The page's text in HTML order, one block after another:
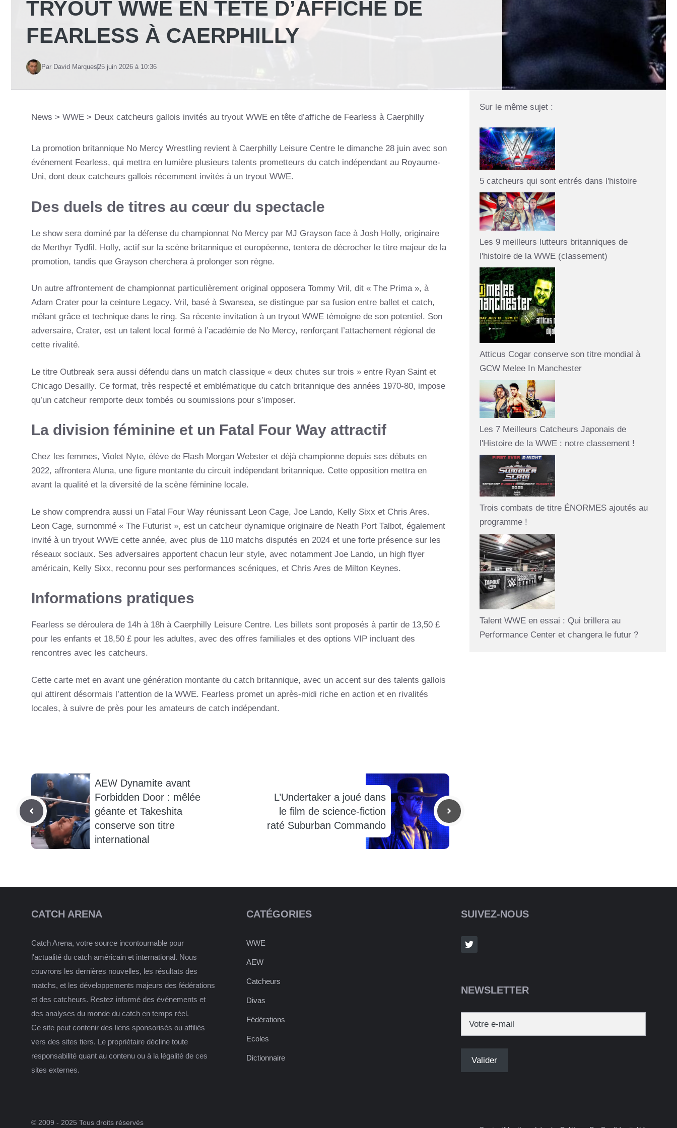
TRYOUT WWE EN TÊTE D’AFFICHE DE
FEARLESS À CAERPHILLY
Par David Marques25 juin 2026 à 10:36
News > WWE > Deux catcheurs gallois invités au tryout WWE en tête d’affiche de Fearless à Caerphilly
La promotion britannique No Mercy Wrestling revient à Caerphilly Leisure Centre le dimanche 28 juin avec son
événement Fearless, qui mettra en lumière plusieurs talents prometteurs du catch indépendant au Royaume-
Uni, dont deux catcheurs gallois récemment invités à un tryout WWE.
Des duels de titres au cœur du spectacle
Le show sera dominé par la défense du championnat No Mercy par MJ Grayson face à Josh Holly, originaire
de Merthyr Tydfil. Holly, actif sur la scène britannique et européenne, tentera de décrocher le titre majeur de la
promotion, tandis que Grayson cherchera à prolonger son règne.
Un autre affrontement de championnat particulièrement original opposera Tommy Vril, dit « The Prima », à
Adam Crater pour la ceinture Legacy. Vril, basé à Swansea, se distingue par sa fusion entre ballet et catch,
mêlant grâce et technique dans le ring. Sa récente invitation à un tryout WWE témoigne de son potentiel. Son
adversaire, Crater, est un talent local formé à l’académie de No Mercy, renforçant l’attachement régional de
cette rivalité.
Le titre Outbreak sera aussi défendu dans un match classique « deux chutes sur trois » entre Ryan Saint et
Chicago Desailly. Ce format, très respecté et emblématique du catch britannique des années 1970-80, impose
qu’un catcheur remporte deux tombés ou soumissions pour s’imposer.
La division féminine et un Fatal Four Way attractif
Chez les femmes, Violet Nyte, élève de Flash Morgan Webster et déjà championne depuis ses débuts en
2022, affrontera Aluna, une figure montante du circuit indépendant britannique. Cette opposition mettra en
avant la qualité et la diversité de la scène féminine locale.
Le show comprendra aussi un Fatal Four Way réunissant Leon Cage, Joe Lando, Kelly Sixx et Chris Ares.
Leon Cage, surnommé « The Futurist », est un catcheur dynamique originaire de Neath Port Talbot, également
invité à un tryout WWE cette année, avec plus de 110 matchs disputés en 2024 et une forte présence sur les
réseaux sociaux. Ses adversaires apportent chacun leur style, avec notamment Joe Lando, un high flyer
américain, Kelly Sixx, reconnu pour ses performances scéniques, et Chris Ares de Milton Keynes.
Informations pratiques
Fearless se déroulera de 14h à 18h à Caerphilly Leisure Centre. Les billets sont proposés à partir de 13,50 £
pour les enfants et 18,50 £ pour les adultes, avec des offres familiales et des options VIP incluant des
rencontres avec les catcheurs.
Cette carte met en avant une génération montante du catch britannique, avec un accent sur des talents gallois
qui attirent désormais l’attention de la WWE. Fearless promet un après-midi riche en action et en rivalités
locales, à suivre de près pour les amateurs de catch indépendant.
AEW Dynamite avant
Forbidden Door : mêlée
géante et Takeshita
conserve son titre
international
L’Undertaker a joué dans
le film de science-fiction
raté Suburban Commando
Sur le même sujet :
5 catcheurs qui sont entrés dans l'histoire
Les 9 meilleurs lutteurs britanniques de
l'histoire de la WWE (classement)
Atticus Cogar conserve son titre mondial à
GCW Melee In Manchester
Les 7 Meilleurs Catcheurs Japonais de
l'Histoire de la WWE : notre classement !
Trois combats de titre ÉNORMES ajoutés au
programme !
Talent WWE en essai : Qui brillera au
Performance Center et changera le futur ?
CATCH ARENA
Catch Arena, votre source incontournable pour
l'actualité du catch américain et international. Nous
couvrons les dernières nouvelles, les résultats des
matchs, et les développements majeurs des fédérations
et des catcheurs. Restez informé des événements et
des analyses du monde du catch en temps réel.
Ce site peut contenir des liens sponsorisés ou affiliés
vers des sites tiers. Le propriétaire décline toute
responsabilité quant au contenu ou à la légalité de ces
sites externes.
CATÉGORIES
WWE
AEW
Catcheurs
Divas
Fédérations
Ecoles
Dictionnaire
SUIVEZ-NOUS
NEWSLETTER
© 2009 - 2025 Tous droits réservés